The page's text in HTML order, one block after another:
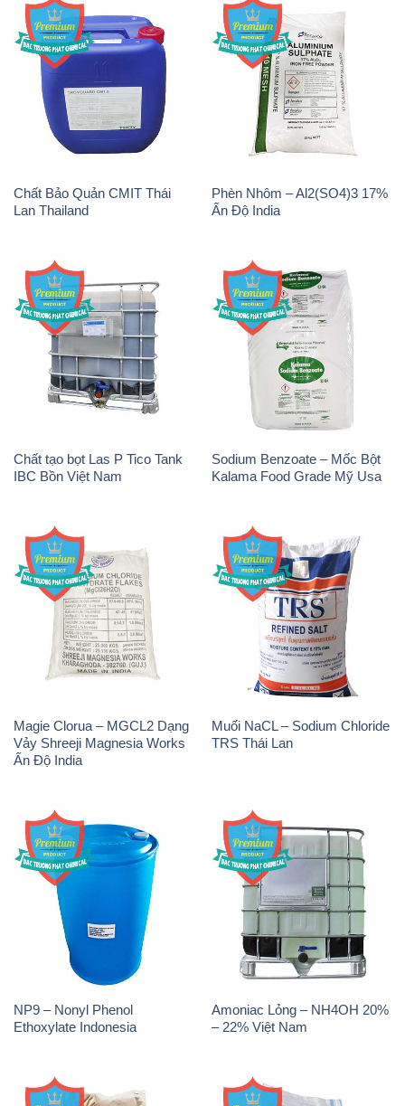
Chất Bảo Quản CMIT Thái
Lan Thailand
Phèn Nhôm – Al2(SO4)3 17%
Ấn Độ India
Chất tạo bọt Las P Tico Tank
IBC Bồn Việt Nam
Sodium Benzoate – Mốc Bột
Kalama Food Grade Mỹ Usa
Magie Clorua – MGCL2 Dạng
Vảy Shreeji Magnesia Works
Ấn Độ India
Muối NaCL – Sodium Chloride
TRS Thái Lan
NP9 – Nonyl Phenol
Ethoxylate Indonesia
Amoniac Lỏng – NH4OH 20%
– 22% Việt Nam